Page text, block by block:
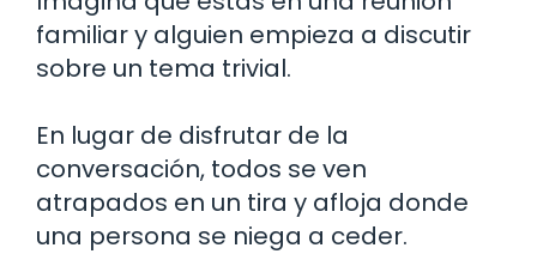
familiar y alguien empieza a discutir
sobre un tema trivial.
En lugar de disfrutar de la
conversación, todos se ven
atrapados en un tira y afloja donde
una persona se niega a ceder.